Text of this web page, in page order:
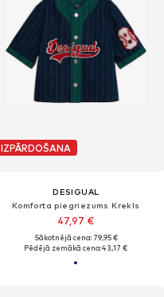
IZPĀRDOŠANA
DESIGUAL
Komforta piegriezums Krekls
47,97 €
Sākotnējā cena: 79,95 €
Pēdējā zemākā cena:43,17 €